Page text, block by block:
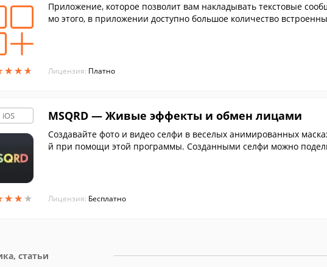
★★★
★★★
Приложение, которое позволит вам накладывать текстовые
мо этого, в приложении доступно большое количество
Лицензия: Платно
iOS
★★★
★★★
MSQRD — Живые эффекты и обмен лицами
Создавайте фото и видео селфи в веселых анимированных
й при помощи этой программы. Созданными селфи можно
Лицензия: Бесплатно
статьи